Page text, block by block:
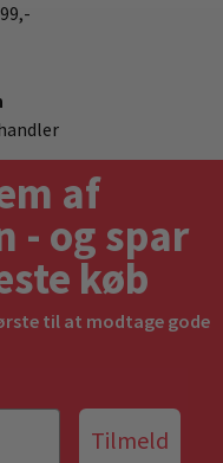
af
- og spar
køb
til at modtage gode
Tilmeld